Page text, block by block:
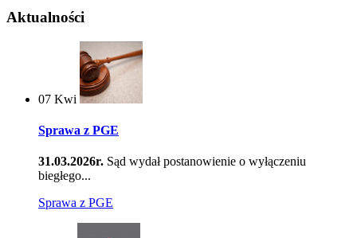
Aktualności
07 Kwi
Sprawa z PGE
31.03.2026r. Sąd wydał postanowienie o wyłączeniu
biegłego...
Sprawa z PGE